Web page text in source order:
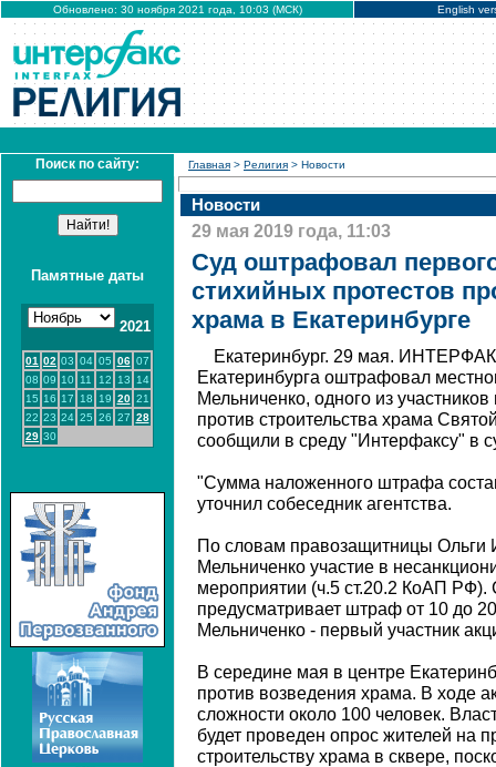
Обновлено: 30 ноября 2021 года, 10:03 (МСК) English
Поиск по сайту:
Памятные даты
2021
01 02 03 04 05 06 07
08 09 10 11 12 13
14
15 16 17 18 19 20 21
22 23 24 25 26 27 28
29 30
Главная > Религия > Новости
Новости
29 мая 2019 года, 11:03
Суд оштрафовал
стихийных протестов
храма в Екатеринбурге
Екатеринбург. 29 мая.
Екатеринбурга оштрафовал
Мельниченко, одного из
против строительства храма
сообщили в среду "Интерфаксу" в
"Сумма наложенного штрафа
уточнил собеседник агентства.
По словам правозащитницы Ольги
Мельниченко участие в
мероприятии (ч.5 ст.20.2 КоАП РФ).
предусматривает штраф от 10 до
Мельниченко - первый участник
В середине мая в центре
против возведения храма. В ходе
сложности около 100 человек.
будет проведен опрос жителей на
строительству храма в сквере,